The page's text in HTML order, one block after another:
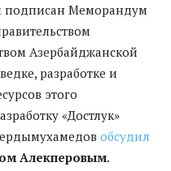
подписан Меморандум
Азербайджанской
разработке и
этого
«Достлук»
обсудил
Алекперовым.